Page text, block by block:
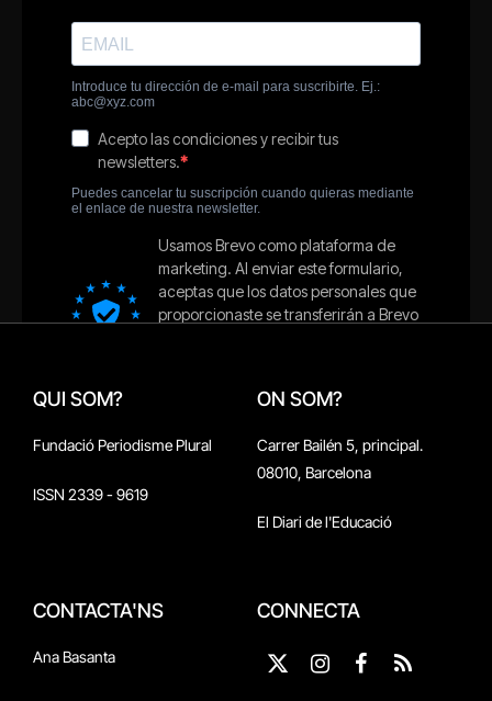
QUI SOM?
Fundació Periodisme Plural
ISSN 2339 - 9619
ON SOM?
Carrer Bailén 5, principal.
08010, Barcelona
El Diari de l'Educació
CONTACTA'NS
Ana Basanta
CONNECTA
X
Instagram
Facebook
RSS